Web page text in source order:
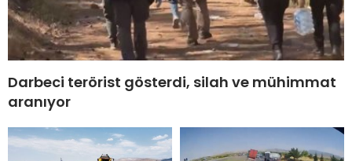
Darbeci terörist gösterdi, silah ve mühimmat
aranıyor